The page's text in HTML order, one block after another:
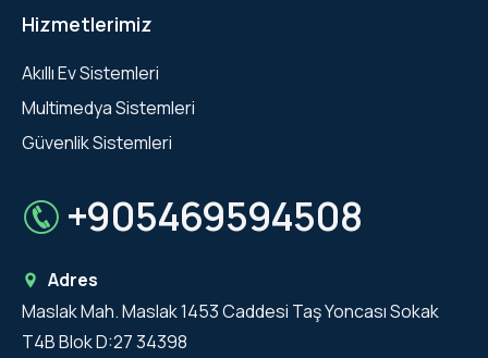
Hizmetlerimiz
Akıllı Ev Sistemleri
Multimedya Sistemleri
Güvenlik Sistemleri
+905469594508
Adres
Maslak Mah. Maslak 1453 Caddesi Taş Yoncası Sokak
T4B Blok D:27 34398